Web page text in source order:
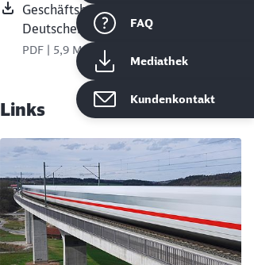
FAQ
Mediathek
Kundenkontakt
Geschäftsbericht 2025 der
Deutschen Bahn als PDF
PDF | 5,9 MB
Links